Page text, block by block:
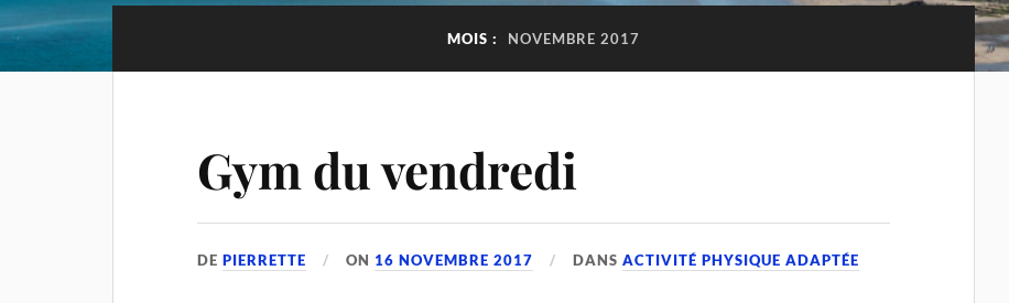
MOIS : NOVEMBRE 2017
Gym du vendredi
DEPIERRETTE ON 16 NOVEMBRE 2017 DANSACTIVITÉ PHYSIQUE ADAPTÉE